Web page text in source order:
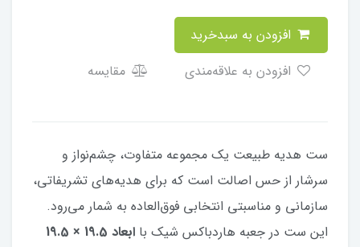
مقایسه
ست هدیه طبیعت یک مجموعه متفاوت، چشم‌نواز و
سرشار از حس اصالت است که برای هدیه‌های تشریفاتی،
سازمانی و مناسبتی انتخابی فوق‌العاده به شمار می‌رود.
این ست در جعبه هاردباکس شیک با
ابعاد 19.5 × 19.5